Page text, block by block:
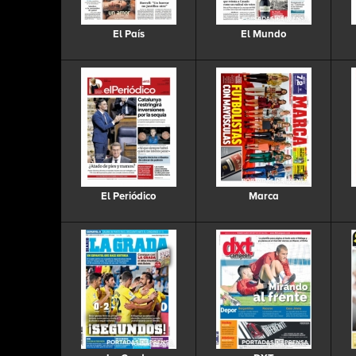
El País El Mundo
El Periódico Marca